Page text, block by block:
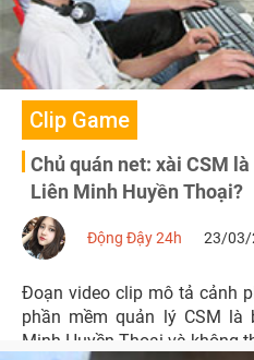
Clip Game
Chủ quán net: xài CSM
Liên Minh Huyền Thoại?
Động Đậy 24h 23/03/
Đoạn video clip mô tả cảnh
phần mềm quản lý CSM là
Minh Huyền Thoại và không